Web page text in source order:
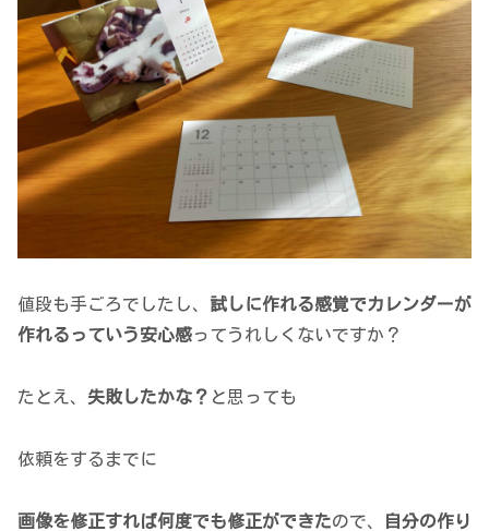
値段も手ごろでしたし、 試しに作れる感覚でカレンダーが
作れるっていう安心感ってうれしくないですか？
たとえ、 失敗したかな？ と思っても
依頼をするまでに
画像を修正すれば何度でも修正ができたので、
自分の作り